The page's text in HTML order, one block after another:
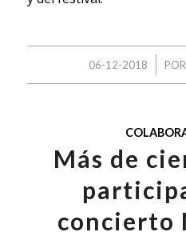
06-12-2018
/
Más de
concierto